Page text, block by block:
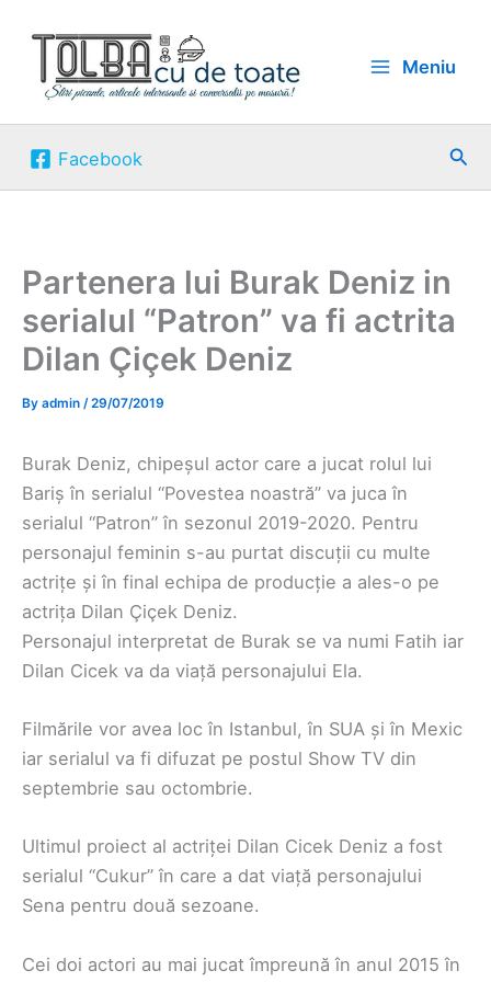
content
Meniu
Facebook
Partenera lui Burak Deniz in
serialul “Patron” va fi actrita
Dilan Çiçek Deniz
By admin /29/07/2019
Burak Deniz, chipeșul actor care a jucat rolul lui
Bariș în serialul “Povestea noastră” va juca în
serialul “Patron” în sezonul 2019-2020. Pentru
personajul feminin s-au purtat discuții cu multe
actrițe și în final echipa de producție a ales-o pe
actrița Dilan Çiçek Deniz.
Personajul interpretat de Burak se va numi Fatih iar
Dilan Cicek va da viață personajului Ela.
Filmările vor avea loc în Istanbul, în SUA și în Mexic
iar serialul va fi difuzat pe postul Show TV din
septembrie sau octombrie.
Ultimul proiect al actriței Dilan Cicek Deniz a fost
serialul “Cukur” în care a dat viață personajului
Sena pentru două sezoane.
Cei doi actori au mai jucat împreună în anul 2015 în